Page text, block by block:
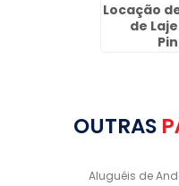
Locação
de
OUTRAS
Aluguéis de